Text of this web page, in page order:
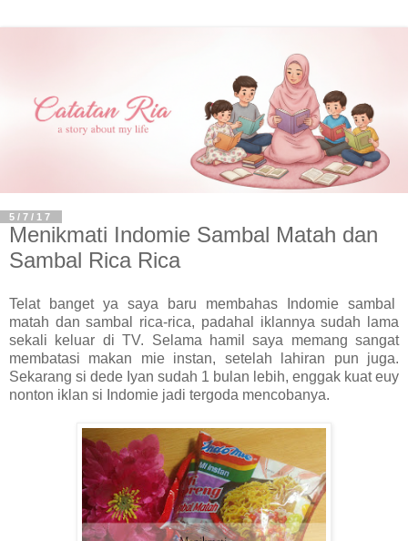
5/7/17
Menikmati Indomie Sambal Matah dan
Sambal Rica Rica
Telat banget ya saya baru membahas Indomie sambal
matah dan sambal rica-rica, padahal iklannya sudah lama
sekali keluar di TV. Selama hamil saya memang sangat
membatasi makan mie instan, setelah lahiran pun juga.
Sekarang si dede Iyan sudah 1 bulan lebih, enggak kuat euy
nonton iklan si Indomie jadi tergoda mencobanya.